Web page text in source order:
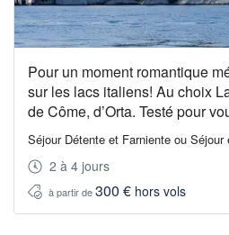
Pour un moment romantique
sur les lacs italiens! Au choix
de Côme, d’Orta. Testé pour
Séjour Détente et Farniente ou
2 à 4 jours
à partir de300 € hors vols